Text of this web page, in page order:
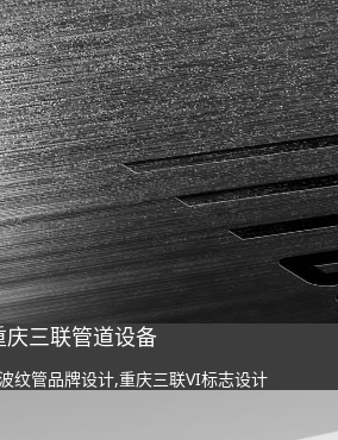
庆三联管道设备
纹管品牌设计,重庆三联VI标志设计